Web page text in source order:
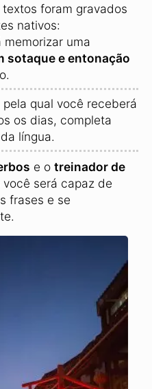
foram gravados
nativos:
uma
sotaque e entonação
pela qual você receberá
os dias, completa
língua.
e o treinador de
você será capaz de
frases e se